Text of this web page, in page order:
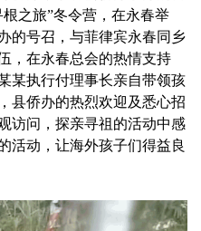
之旅”冬令营，在永春举
的号召，与菲律宾永春同乡
，在永春总会的热情支持
某执行付理事长亲自带领孩
县侨办的热烈欢迎及悉心招
访问，探亲寻祖的活动中感
活动，让海外孩子们得益良